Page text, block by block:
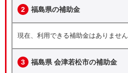
2 福島県の補助金
現在、利用できる補助金はありません
3 福島県 会津若松市の補助金